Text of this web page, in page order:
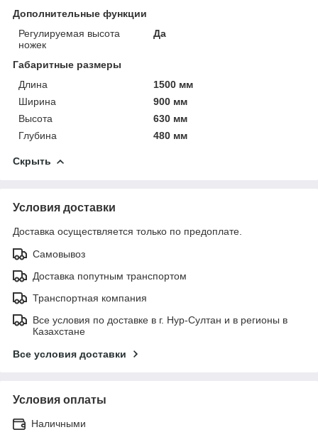
Дополнительные функции
Регулируемая высота
ножек
Да
Габаритные размеры
Длина
1500 мм
Ширина
900 мм
Высота
630 мм
Глубина
480 мм
Скрыть
Условия доставки
Доставка осуществляется только по предоплате.
Самовывоз
Доставка попутным транспортом
Транспортная компания
Все условия по доставке в г. Нур-Султан и в регионы в
Казахстане
Все условия доставки
Условия оплаты
Наличными